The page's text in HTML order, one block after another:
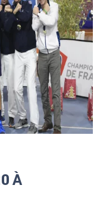
À